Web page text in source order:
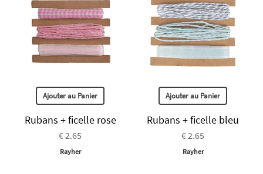
Ajouter au Panier
Rubans + ficelle rose
€ 2.65
Rayher
Ajouter au Panier
Rubans + ficelle bleu
€ 2.65
Rayher